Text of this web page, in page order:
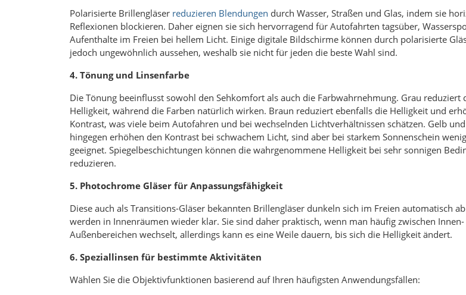
Polarisierte Brillengläser reduzieren Blendungen durch Wasser, Straßen und Glas, indem sie
Reflexionen blockieren. Daher eignen sie sich hervorragend für Autofahrten tagsüber,
Aufenthalte im Freien bei hellem Licht. Einige digitale Bildschirme können durch polarisierte
jedoch ungewöhnlich aussehen, weshalb sie nicht für jeden die beste Wahl sind.
4. Tönung und Linsenfarbe
Die Tönung beeinflusst sowohl den Sehkomfort als auch die Farbwahrnehmung. Grau reduziert
Helligkeit, während die Farben natürlich wirken. Braun reduziert ebenfalls die Helligkeit und
Kontrast, was viele beim Autofahren und bei wechselnden Lichtverhältnissen schätzen. Gelb
hingegen erhöhen den Kontrast bei schwachem Licht, sind aber bei starkem Sonnenschein
geeignet. Spiegelbeschichtungen können die wahrgenommene Helligkeit bei sehr sonnigen
reduzieren.
5. Photochrome Gläser für Anpassungsfähigkeit
Diese auch als Transitions-Gläser bekannten Brillengläser dunkeln sich im Freien automatisch
werden in Innenräumen wieder klar. Sie sind daher praktisch, wenn man häufig zwischen
Außenbereichen wechselt, allerdings kann es eine Weile dauern, bis sich die Helligkeit ändert.
6. Speziallinsen für bestimmte Aktivitäten
Wählen Sie die Objektivfunktionen basierend auf Ihren häufigsten Anwendungsfällen: